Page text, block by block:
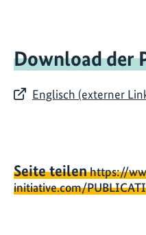
Download der
Englisch (externer
Seite teilenhttps://
initiative.com/